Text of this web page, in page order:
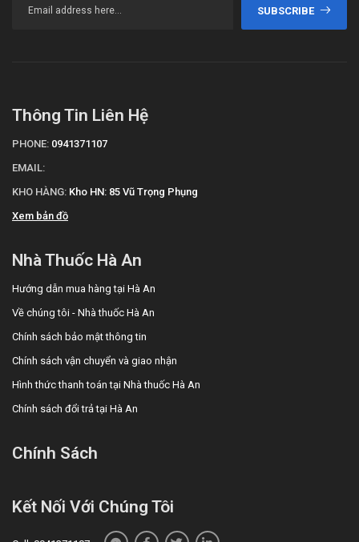
SUBSCRIBE
Thông Tin Liên Hệ
PHONE: 0941371107
EMAIL:
KHO HÀNG: Kho HN: 85 Vũ Trọng Phụng
Xem bản đồ
Nhà Thuốc Hà An
Hướng dẫn mua hàng tại Hà An
Về chúng tôi - Nhà thuốc Hà An
Chính sách bảo mật thông tin
Chính sách vận chuyển và giao nhận
Hình thức thanh toán tại Nhà thuốc Hà An
Chính sách đổi trả tại Hà An
Chính Sách
Kết Nối Với Chúng Tôi